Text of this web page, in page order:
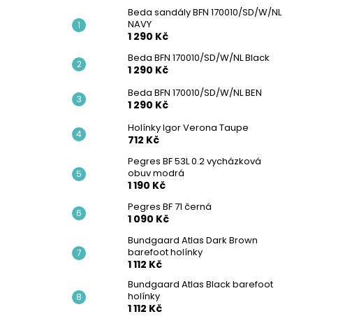
Beda sandály BFN 170010/SD/W/NL
NAVY
1 290 Kč
Beda BFN 170010/SD/W/NL Black
1 290 Kč
Beda BFN 170010/SD/W/NL BEN
1 290 Kč
Holínky Igor Verona Taupe
712 Kč
Pegres BF 53L 0.2 vycházková
obuv modrá
1 190 Kč
Pegres BF 71 černá
1 090 Kč
Bundgaard Atlas Dark Brown
barefoot holínky
1 112 Kč
Bundgaard Atlas Black barefoot
holínky
1 112 Kč